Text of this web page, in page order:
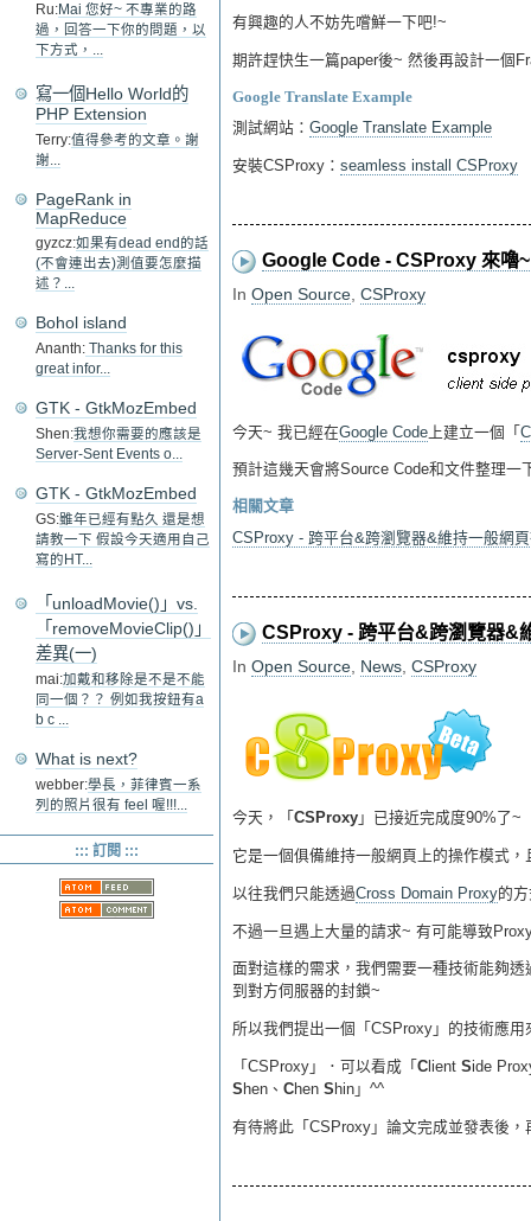
有興趣的人不妨先嚐鮮一下吧!~
期許趕快生一篇paper後~ 然後再設計一個
Google Translate Example
測試網站： Google Translate Example
安裝CSProxy： seamless install CSProxy
Google Code - CSProxy 來嚕~
In Open Source, CSProxy
今天~ 我已經在Google Code 上建立一個「
預計這幾天會將Source Code和文件整理
相關文章
CSProxy - 跨平台&跨瀏覽器&維持一般網
CSProxy - 跨平台&跨瀏覽器&
In Open Source News CSProxy
今天，「 CSProxy 」已接近完成度90%了~
它是一個俱備維持一般網頁上的操作模式
以往我們只能透過Cross Domain Proxy的
不過一旦遇上大量的請求~ 有可能導致
面對這樣的需求，我們需要一種技術能夠
到對方伺服器的封鎖~
所以我們提出一個「CSProxy」的技術應用
「CSProxy」．可以看成「 C lient Side
S hen、 Chen S hin」^^
有待將此「CSProxy」論文完成並發表後
Ru:Mai 您好~ 不專業的路
過，回答一下你的問題，以
下方式，...
寫一個Hello World的
PHP Extension
Terry:值得參考的文章。謝
謝...
PageRank in
MapReduce
gyzcz:如果有dead end的話
(不會連出去)測值要怎麼描
述？...
Bohol island
Ananth: Thanks for this
great infor...
GTK - GtkMozEmbed
Shen:我想你需要的應該是
Server-Sent Events o...
GTK - GtkMozEmbed
GS:雖年已經有點久 還是想
請教一下 假設今天適用自己
寫的HT...
「unloadMovie()」vs.
「removeMovieClip()」
差異(一)
mai:加戴和移除是不是不能
同一個？？ 例如我按鈕有a
b c ...
What is next?
webber:學長，菲律賓一系
列的照片很有 feel 喔!!!...
::: 訂閱 :::